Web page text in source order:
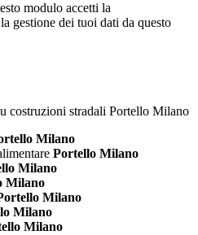
modulo accetti la
gestione dei tuoi dati da questo
Milano
Portello Milano
Milano
Milano
Milano
Milano
Milano